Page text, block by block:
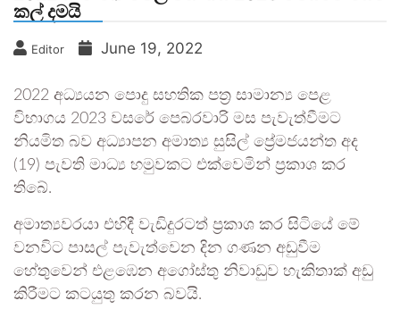
කල් දමයි
Editor June 19, 2022
2022 අධ්‍යයන පොදු සහතික පත්‍ර සාමාන්‍ය පෙළ
විභාගය 2023 වසරේ පෙබරවාරි මස පැවැත්වීමට
නියමිත බව අධ්‍යාපන අමාත්‍ය සුසිල් ප්‍රේමජයන්ත අද
(19) පැවති මාධ්‍ය හමුවකට එක්වෙමින් ප්‍රකාශ කර
තිබේ.
අමාත්‍යවරයා එහිදී වැඩිදුරටත් ප්‍රකාශ කර සිටියේ මේ
වනවිට පාසල් පැවැත්වෙන දින ගණන අඩුවීම
හේතුවෙන් එළඹෙන අගෝස්තු නිවාඩුව හැකිතාක් අඩු
කිරීමට කටයුතු කරන බවයි.